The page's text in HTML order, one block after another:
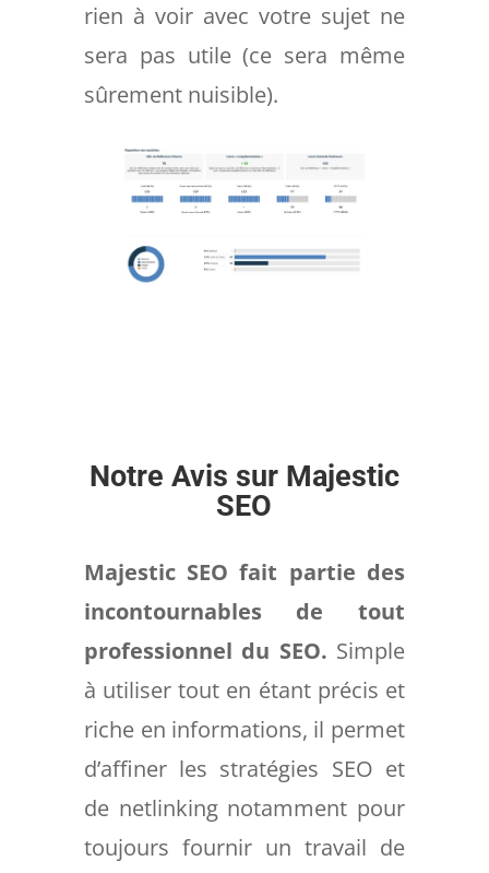
rien à voir avec votre sujet ne
sera pas utile (ce sera même
sûrement nuisible).
Notre Avis sur Majestic
SEO
Majestic SEO fait partie des
incontournables de tout
professionnel du SEO. Simple
à utiliser tout en étant précis et
riche en informations, il permet
d’affiner les stratégies SEO et
de netlinking notamment pour
toujours fournir un travail de